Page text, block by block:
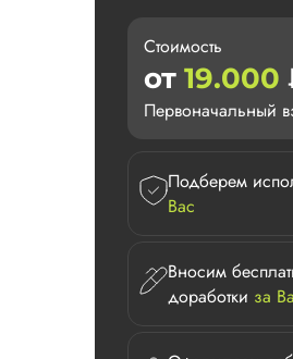
Стоимость
от 19.000
Первоначальный
Подберем
Вас
Вносим
доработки за